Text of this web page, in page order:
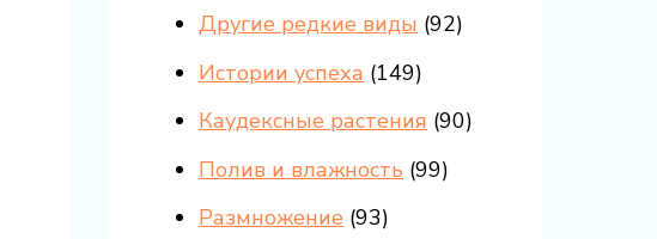
Другие редкие виды (92)
Истории успеха (149)
Каудексные растения (90)
Полив и влажность (99)
Размножение (93)